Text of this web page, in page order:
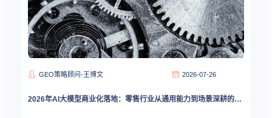
GEO策略顾问-王博文 2026-07-26
2026年AI大模型商业化落地：零售行业从通用能力到场景深耕的转型路径